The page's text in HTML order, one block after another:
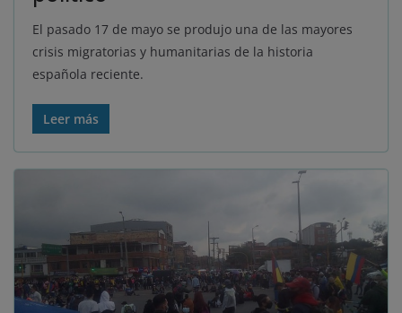
El pasado 17 de mayo se produjo una de las mayores
crisis migratorias y humanitarias de la historia
española reciente.
Leer más